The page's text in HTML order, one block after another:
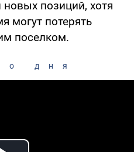
позиций, хотя
могут потерять
поселком.
дня